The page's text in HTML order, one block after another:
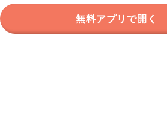
無料アプリで開く